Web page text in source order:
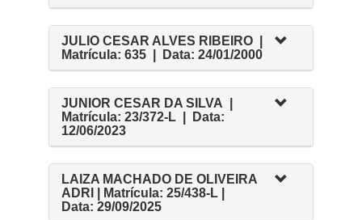
JULIO CESAR ALVES RIBEIRO |
Matrícula: 635 | Data: 24/01/2000
JUNIOR CESAR DA SILVA |
Matrícula: 23/372-L | Data:
12/06/2023
LAIZA MACHADO DE OLIVEIRA
ADRI | Matrícula: 25/438-L |
Data: 29/09/2025